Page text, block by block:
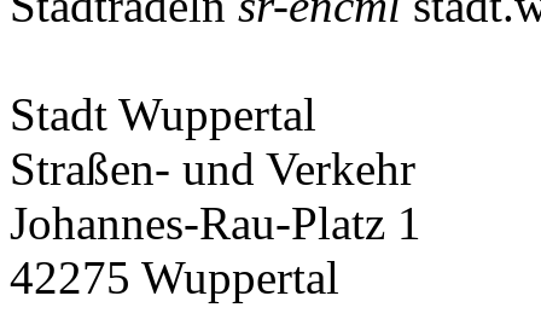
Stadt Wuppertal
Straßen- und Verkehr
Johannes-Rau-Platz 1
42275 Wuppertal